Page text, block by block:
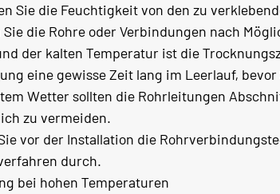
Sie die Feuchtigkeit von den zu
Sie die Rohre oder Verbindungen nach
der kalten Temperatur ist die
eine gewisse Zeit lang im Leerlauf,
Wetter sollten die Rohrleitungen
zu vermeiden.
vor der Installation die
durch.
bei hohen Temperaturen